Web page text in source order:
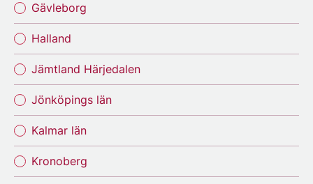
Gävleborg
Halland
Jämtland Härjedalen
Jönköpings län
Kalmar län
Kronoberg